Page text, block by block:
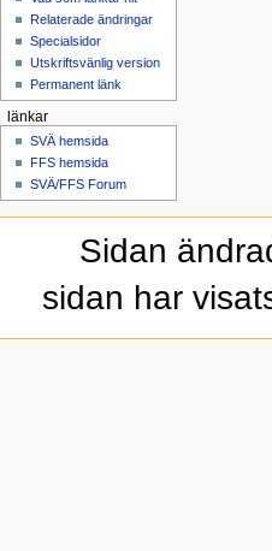
Relaterade ändringar
Specialsidor
Utskriftsvänlig version
Permanent länk
länkar
SVÄ hemsida
FFS hemsida
SVÄ/FFS Forum
Sidan
sidan har